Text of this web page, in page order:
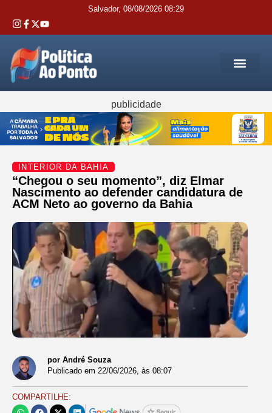
Salvador, 08/08/2026 08:29
publicidade
INTERIOR DA BAHIA
“Chegou o seu momento”, diz Elmar
Nascimento ao defender candidatura de
ACM Neto ao governo da Bahia
por André Souza
Publicado em 22/06/2026, às 08:07
COMPARTILHE: